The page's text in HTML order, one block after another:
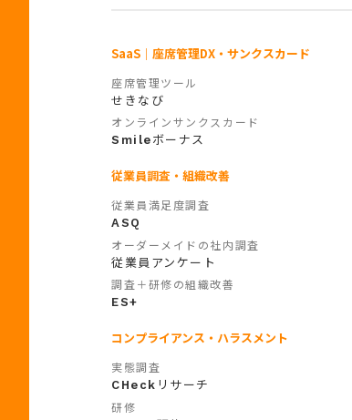
SaaS ｜座席管理DX・サンクスカード
座席管理ツール
せきなび
オンラインサンクスカード
Smile ボーナス
従業員調査・組織改善
従業員満足度調査
ASQ
オーダーメイドの社内調査
従業員アンケート
調査＋研修の組織改善
ES+
コンプライアンス・ハラスメント
実態調査
CHeck リサーチ
研修